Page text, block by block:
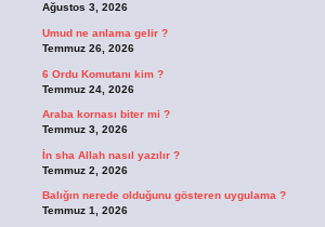
Ağustos 3, 2026
Umud ne anlama gelir ?
Temmuz 26, 2026
6 Ordu Komutanı kim ?
Temmuz 24, 2026
Araba kornası biter mi ?
Temmuz 3, 2026
İn sha Allah nasıl yazılır ?
Temmuz 2, 2026
Balığın nerede olduğunu gösteren uygulama ?
Temmuz 1, 2026